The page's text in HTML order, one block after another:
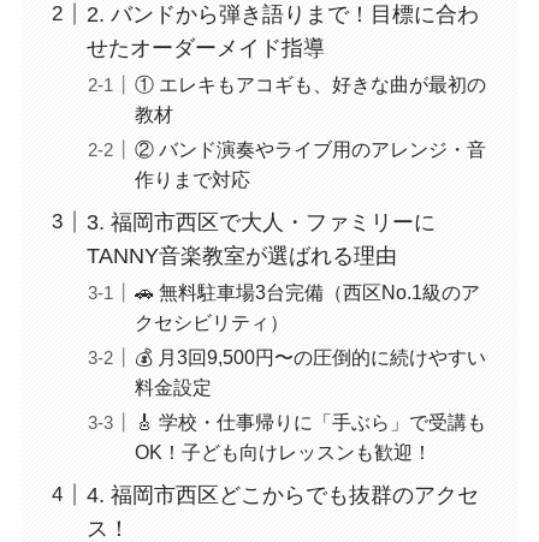
2. バンドから弾き語りまで！目標に合わ
せたオーダーメイド指導
① エレキもアコギも、好きな曲が最初の
教材
② バンド演奏やライブ用のアレンジ・音
作りまで対応
3. 福岡市西区で大人・ファミリーに
TANNY音楽教室が選ばれる理由
🚗 無料駐車場3台完備（西区No.1級のア
クセシビリティ）
💰 月3回9,500円〜の圧倒的に続けやすい
料金設定
🎸 学校・仕事帰りに「手ぶら」で受講も
OK！子ども向けレッスンも歓迎！
4. 福岡市西区どこからでも抜群のアクセ
ス！